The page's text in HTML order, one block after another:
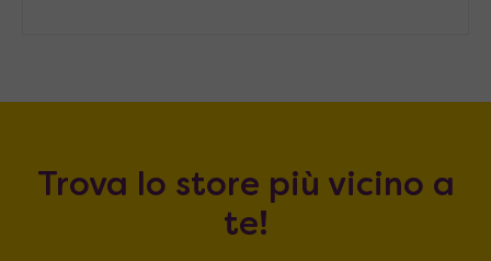
Trova lo store più vicino a
te!